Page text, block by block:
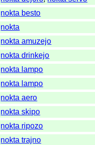
nokta besto
nokta
nokta amuzejo
nokta drinkejo
nokta lampo
nokta lampo
nokta aero
nokta skipo
nokta ripozo
nokta trajno